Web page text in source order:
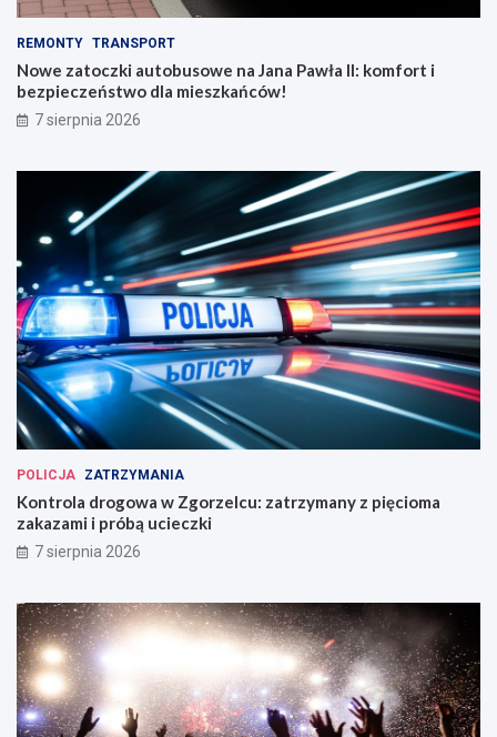
REMONTY TRANSPORT
Nowe zatoczki autobusowe na Jana Pawła II: komfort i
bezpieczeństwo dla mieszkańców!
7 sierpnia 2026
POLICJA ZATRZYMANIA
Kontrola drogowa w Zgorzelcu: zatrzymany z pięcioma
zakazami i próbą ucieczki
7 sierpnia 2026